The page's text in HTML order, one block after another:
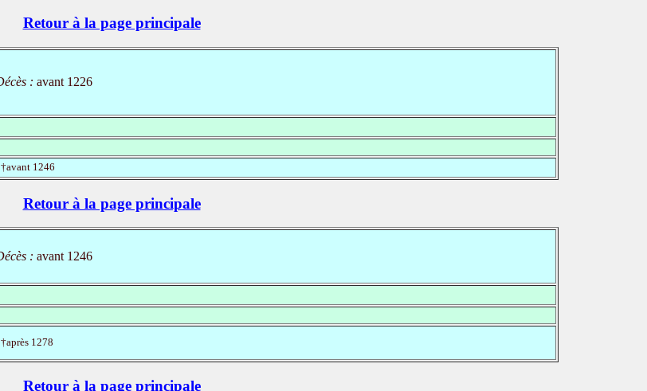
Retour à la page principale
: avant 1226
1246
Retour à la page principale
: avant 1246
1278
Retour à la page principale